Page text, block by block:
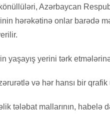
könüllüləri, Azərbaycan
hərəkətinə onlar barədə
yaşayış yerini tərk
və hər hansı bir
tələbat mallarının, habelə